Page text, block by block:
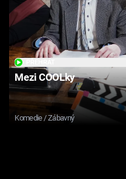
Mezi COOLky
Komedie / Zábavný